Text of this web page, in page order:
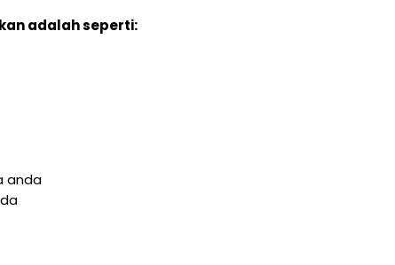
adalah seperti:
anda